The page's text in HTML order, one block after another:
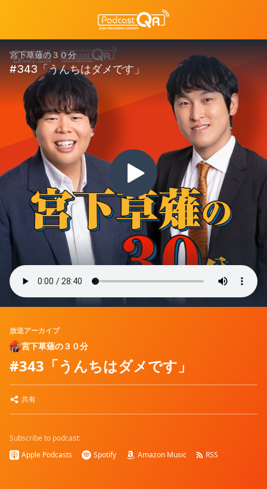
放送アーカイブ
宮下草薙の３０分
#343「うんちはダメです」
共有
Subscribe to podcast:
Apple Podcasts
Spotify Amazon Music RSS